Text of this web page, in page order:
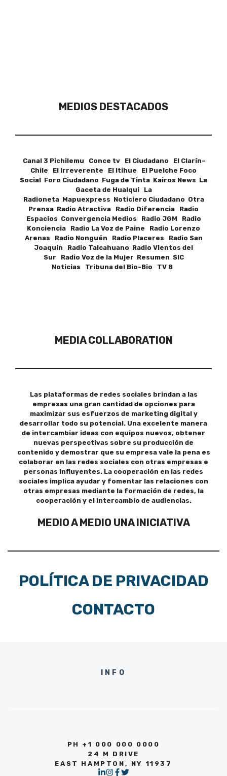
MEDIOS DESTACADOS
Canal 3 Pichilemu Conce tv El Ciudadano El Clarín–
Chile El Irreverente El Itihue El Puelche Foco
Social Foro Ciudadano Fuga de Tinta Kairos News La
Gaceta de Hualqui La
Radioneta Mapuexpress Noticiero Ciudadano Otra
Prensa Radio Atractiva Radio Diferencia Radio
Espacios Convergencia Medios Radio JGM Radio
Konciencia Radio La Voz de Paine Radio Lorenzo
Arenas Radio Nonguén Radio Placeres Radio San
Joaquín Radio Talcahuano Radio Vientos del
Sur Radio Voz de la Mujer Resumen SIC
Noticias Tribuna del Bio-Bio TV 8
MEDIA COLLABORATION
Las plataformas de redes sociales brindan a las
empresas una gran cantidad de opciones para
maximizar sus esfuerzos de marketing digital y
desarrollar todo su potencial. Una excelente manera
de intercambiar ideas con equipos nuevos, obtener
nuevas perspectivas sobre su producción de
contenido y demostrar que su empresa vale la pena es
colaborar en las redes sociales con otras empresas e
personas influyentes. La cooperación en las redes
sociales implica ayudar y fomentar las relaciones con
otras empresas mediante la formación de redes, la
cooperación y el intercambio de audiencias.
MEDIO A MEDIO UNA INICIATIVA
POLÍTICA DE PRIVACIDAD
CONTACTO
INFO
PH +1 000 000 0000
24 M DRIVE
EAST HAMPTON, NY 11937